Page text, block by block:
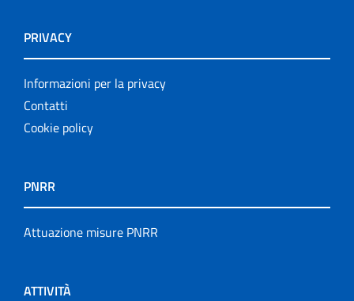
PRIVACY
Informazioni per la privacy
Contatti
Cookie policy
PNRR
Attuazione misure PNRR
ATTIVITÀ